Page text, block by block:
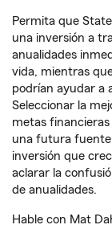
Permita que
una inversión a
anualidades
vida, mientras
podrían ayudar a
Seleccionar la
metas
una futura fuente
inversión que
aclarar la
de anualidades.
Hable con Mat